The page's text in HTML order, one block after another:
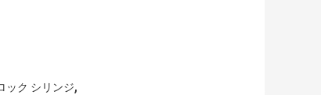
ック シリンジ,